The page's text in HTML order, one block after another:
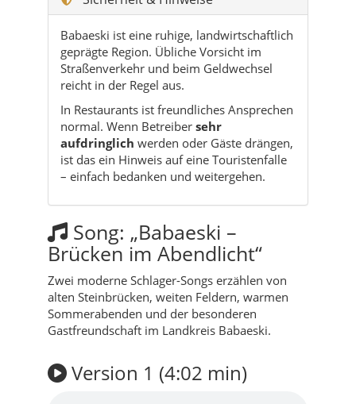
Babaeski ist eine ruhige, landwirtschaftlich
geprägte Region. Übliche Vorsicht im
Straßenverkehr und beim Geldwechsel
reicht in der Regel aus.
In Restaurants ist freundliches Ansprechen
normal. Wenn Betreiber sehr
aufdringlich werden oder Gäste drängen,
ist das ein Hinweis auf eine Touristenfalle
– einfach bedanken und weitergehen.
Song: „Babaeski –
Brücken im Abendlicht“
Zwei moderne Schlager-Songs erzählen von
alten Steinbrücken, weiten Feldern, warmen
Sommerabenden und der besonderen
Gastfreundschaft im Landkreis Babaeski.
Version 1 (4:02 min)